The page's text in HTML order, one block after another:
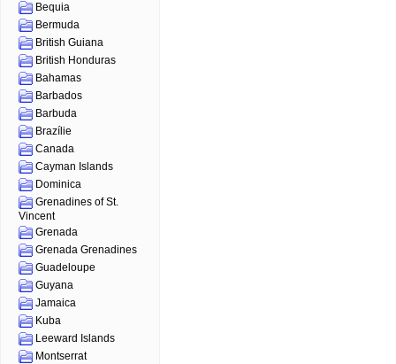
Bequia
Bermuda
British Guiana
British Honduras
Bahamas
Barbados
Barbuda
Brazílie
Canada
Cayman Islands
Dominica
Grenadines of St.
Vincent
Grenada
Grenada Grenadines
Guadeloupe
Guyana
Jamaica
Kuba
Leeward Islands
Montserrat